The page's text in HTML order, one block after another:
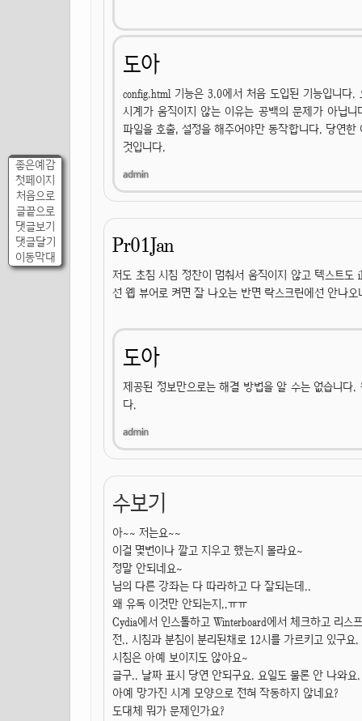
좋은예감
첫페이지
처음으로
글끝으로
댓글보기
댓글달기
이동막대
도아
config.html 기능은 3.0에서 처음 도입된 기능입니
시계가 움직이지 않는 이유는 공백의 문제가 아닙
파일을 호출, 설정을 해주어야만 동작합니다. 당연
것입니다.
Pr01Jan
저도 초침 시침 정찬이 멈춰서 움직이지 않고 텍스트
선 웹 뷰어로 켜면 잘 나오는 반면 락스크린에선 안나오
도아
제공된 정보만으로는 해결 방법을 알 수는 없습니
다.
수보기
아~~ 저는요~~
이걸 몇번이나 깔고 지우고 했는지 몰라요~
정말 안되네요~
님의 다른 강좌는 다 따라하고 다 잘되는데..
왜 유독 이것만 안되는지..ㅠㅠ
Cydia에서 인스톨하고 Winterboard에서 체크하고 리스
전.. 시침과 분침이 분리된채로 12시를 가르키고 있구요.
시침은 아예 보이지도 않아요~
글구.. 날짜 표시 당연 안되구요. 요일도 물론 안 나와요.
아예 망가진 시계 모양으로 전혀 작동하지 않네요?
도대체 뭐가 문제인가요?